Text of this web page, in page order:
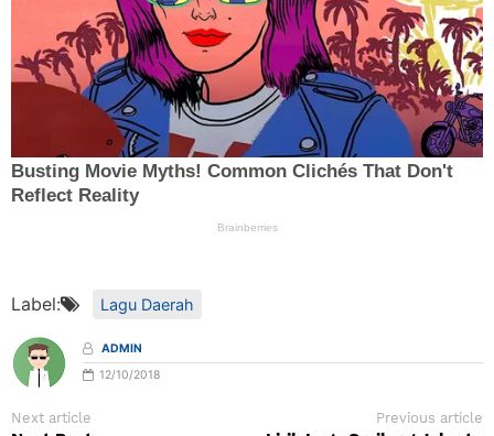
Label: Lagu Daerah
ADMIN
12/10/2018
Next article Previous article